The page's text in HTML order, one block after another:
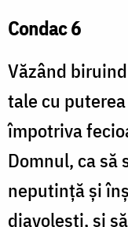
Condac 6
Văzând
tale cu
împotriva
Domnul, ca să
neputință și
diavolești, și